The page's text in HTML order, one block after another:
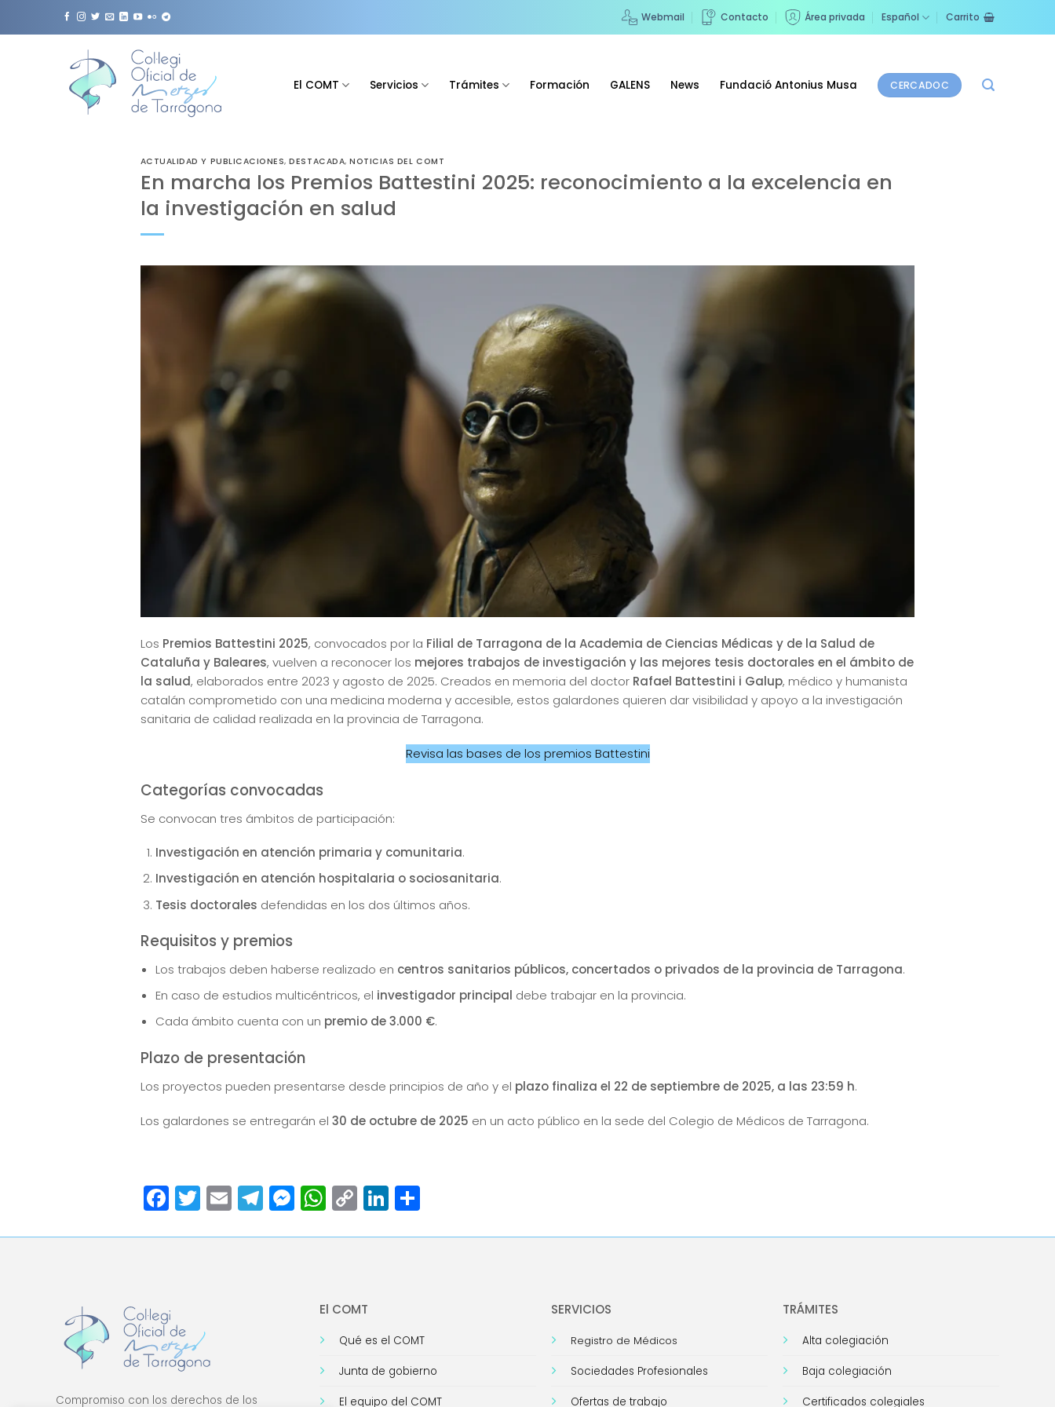
Webmail Contacto Área privada Español Carrito
El COMT Servicios Trámites Formación GALENS News Fundació Antonius Musa CERCADOC
ACTUALIDAD Y PUBLICACIONES,DESTACADA,NOTICIAS DEL COMT
En marcha los Premios Battestini 2025: reconocimiento a la excelencia en
la investigación en salud
Los Premios Battestini 2025, convocados por la Filial de Tarragona de la Academia de Ciencias Médicas y de la Salud de
Cataluña y Baleares, vuelven a reconocer los mejores trabajos de investigación y las mejores tesis doctorales en el ámbito de
la salud, elaborados entre 2023 y agosto de 2025. Creados en memoria del doctor Rafael Battestini i Galup, médico y humanista
catalán comprometido con una medicina moderna y accesible, estos galardones quieren dar visibilidad y apoyo a la investigación
sanitaria de calidad realizada en la provincia de Tarragona.
Revisa las bases de los premios Battestini
Categorías convocadas
Se convocan tres ámbitos de participación:
Investigación en atención primaria y comunitaria.
Investigación en atención hospitalaria o sociosanitaria.
Tesis doctorales defendidas en los dos últimos años.
Requisitos y premios
Los trabajos deben haberse realizado en centros sanitarios públicos, concertados o privados de la provincia de Tarragona.
En caso de estudios multicéntricos, el investigador principal debe trabajar en la provincia.
Cada ámbito cuenta con un premio de 3.000 €.
Plazo de presentación
Los proyectos pueden presentarse desde principios de año y el plazo finaliza el 22 de septiembre de 2025, a las 23:59 h.
Los galardones se entregarán el 30 de octubre de 2025 en un acto público en la sede del Colegio de Médicos de Tarragona.
Facebook
Twitter
EmailTelegram
Messenger
WhatsApp
Copy
Link
LinkedIn
Compartir
Compromiso con los derechos de los
El COMT
Qué es el COMT
Junta de gobierno
El equipo del COMT
SERVICIOS
Registro de Médicos
Sociedades Profesionales
Ofertas de trabajo
TRÁMITES
Alta colegiación
Baja colegiación
Certificados colegiales